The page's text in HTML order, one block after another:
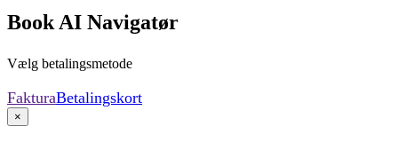
Book AI Navigatør
Vælg betalingsmetode
FakturaBetalingskort
×